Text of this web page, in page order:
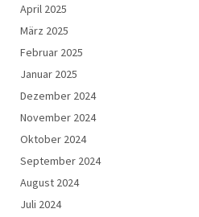
April 2025
März 2025
Februar 2025
Januar 2025
Dezember 2024
November 2024
Oktober 2024
September 2024
August 2024
Juli 2024